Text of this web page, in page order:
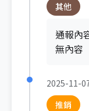
其他
通報內
無內容
2025-11-
推銷